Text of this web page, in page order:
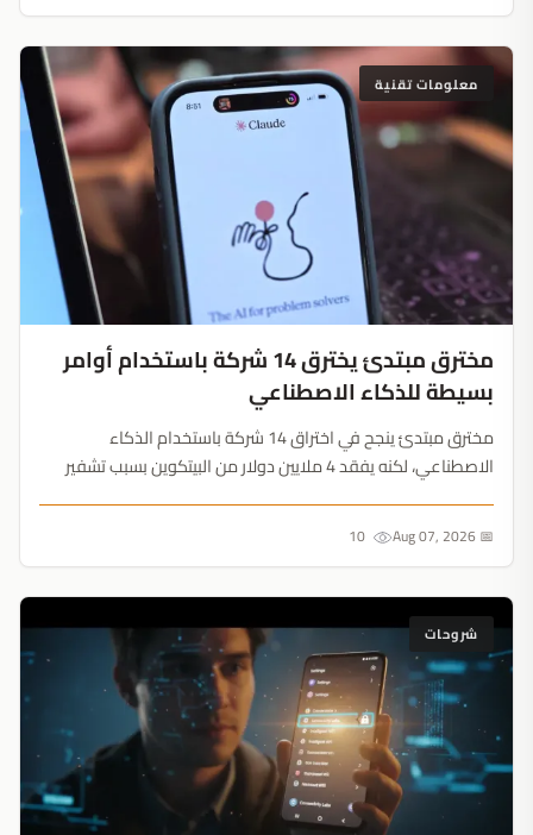
معلومات تقنية
مخترق مبتدئ يخترق 14 شركة باستخدام أوامر
بسيطة للذكاء الاصطناعي
مخترق مبتدئ ينجح في اختراق 14 شركة باستخدام الذكاء
الاصطناعي، لكنه يفقد 4 ملايين دولار من البيتكوين بسبب تشفير
📅 Aug 07, 2026
شروحات